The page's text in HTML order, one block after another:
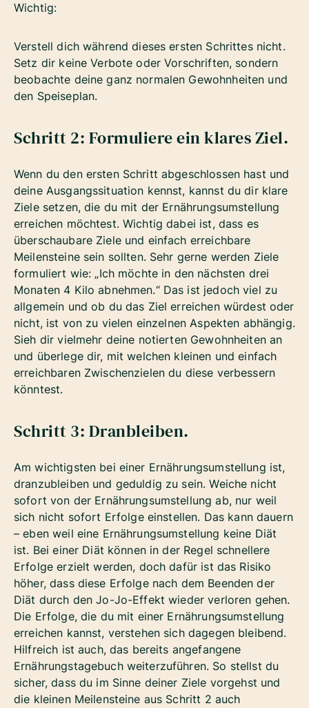
Wichtig:
Verstell dich während dieses ersten Schrittes nicht.
Setz dir keine Verbote oder Vorschriften, sondern
beobachte deine ganz normalen Gewohnheiten und
den Speiseplan.
Schritt 2: Formuliere ein klares Ziel.
Wenn du den ersten Schritt abgeschlossen hast und
deine Ausgangssituation kennst, kannst du dir klare
Ziele setzen, die du mit der Ernährungsumstellung
erreichen möchtest. Wichtig dabei ist, dass es
überschaubare Ziele und einfach erreichbare
Meilensteine sein sollten. Sehr gerne werden Ziele
formuliert wie: „Ich möchte in den nächsten drei
Monaten 4 Kilo abnehmen.“ Das ist jedoch viel zu
allgemein und ob du das Ziel erreichen würdest oder
nicht, ist von zu vielen einzelnen Aspekten abhängig.
Sieh dir vielmehr deine notierten Gewohnheiten an
und überlege dir, mit welchen kleinen und einfach
erreichbaren Zwischenzielen du diese verbessern
könntest.
Schritt 3: Dranbleiben.
Am wichtigsten bei einer Ernährungsumstellung ist,
dranzubleiben und geduldig zu sein. Weiche nicht
sofort von der Ernährungsumstellung ab, nur weil
sich nicht sofort Erfolge einstellen. Das kann dauern
– eben weil eine Ernährungsumstellung keine Diät
ist. Bei einer Diät können in der Regel schnellere
Erfolge erzielt werden, doch dafür ist das Risiko
höher, dass diese Erfolge nach dem Beenden der
Diät durch den Jo-Jo-Effekt wieder verloren gehen.
Die Erfolge, die du mit einer Ernährungsumstellung
erreichen kannst, verstehen sich dagegen bleibend.
Hilfreich ist auch, das bereits angefangene
Ernährungstagebuch weiterzuführen. So stellst du
sicher, dass du im Sinne deiner Ziele vorgehst und
die kleinen Meilensteine aus Schritt 2 auch